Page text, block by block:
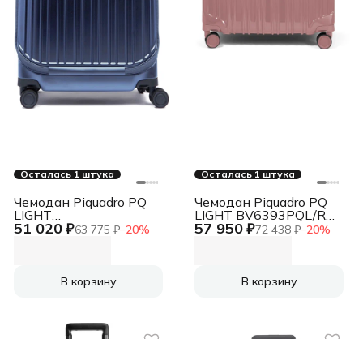
Осталась 1 штука
51 020 ₽63 775 ₽−20%
Чемодан Piquadro PQ
LIGHT
BV6552PQL/BLUO
В корзину
Осталась 1 штука
57 950 ₽72 438 ₽−20%
Чемодан Piquadro PQ
LIGHT BV6393PQL/RO
45x69x30 см 95л.
В корзину